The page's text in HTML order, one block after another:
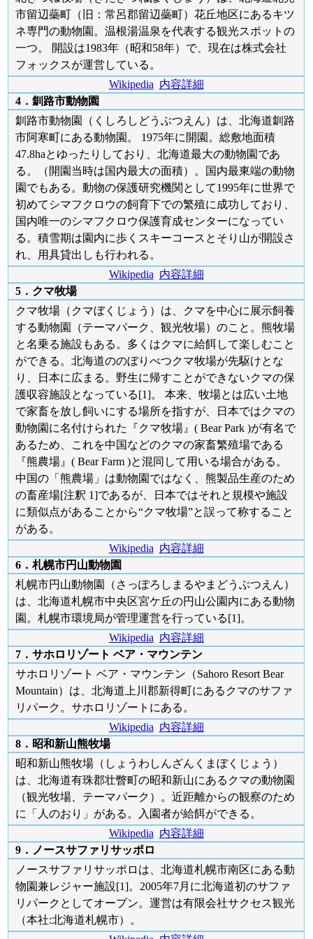
市留辺蘂町（旧：常呂郡留辺蘂町）花丘地区にあるキツ
ネ専門の動物園。温根湯温泉を代表する観光スポットの
一つ。 開設は1983年（昭和58年）で、現在は株式会社
フォックスが運営している。
Wikipedia 内容詳細
4．釧路市動物園
釧路市動物園（くしろしどうぶつえん）は、北海道釧路
市阿寒町にある動物園。 1975年に開園。総敷地面積
47.8haとゆったりしており、北海道最大の動物園であ
る。（開園当時は国内最大の面積）。国内最東端の動物
園でもある。動物の保護研究機関として1995年に世界で
初めてシマフクロウの飼育下での繁殖に成功しており、
国内唯一のシマフクロウ保護育成センターになってい
る。積雪期は園内に歩くスキーコースとそり山が開設さ
れ、用具貸出しも行われる。
Wikipedia 内容詳細
5．クマ牧場
クマ牧場（クマぼくじょう）は、クマを中心に展示飼養
する動物園（テーマパーク、観光牧場）のこと。熊牧場
と名乗る施設もある。多くはクマに給餌して楽しむこと
ができる。北海道ののぼりべつクマ牧場が先駆けとな
り、日本に広まる。野生に帰すことができないクマの保
護収容施設となっている[1]。 本来、牧場とは広い土地
で家畜を放し飼いにする場所を指すが、日本ではクマの
動物園に名付けられた『クマ牧場』( Bear Park )が有名で
あるため、これを中国などのクマの家畜繁殖場である
『熊農場』( Bear Farm )と混同して用いる場合がある。
中国の「熊農場」は動物園ではなく、熊製品生産のため
の畜産場[注釈 1]であるが、日本ではそれと規模や施設
に類似点があることから“クマ牧場”と誤って称すること
がある。
Wikipedia 内容詳細
6．札幌市円山動物園
札幌市円山動物園（さっぽろしまるやまどうぶつえん）
は、北海道札幌市中央区宮ケ丘の円山公園内にある動物
園。札幌市環境局が管理運営を行っている[1]。
Wikipedia 内容詳細
7．サホロリゾート ベア・マウンテン
サホロリゾート ベア・マウンテン（Sahoro Resort Bear
Mountain）は、北海道上川郡新得町にあるクマのサファ
リパーク。サホロリゾートにある。
Wikipedia 内容詳細
8．昭和新山熊牧場
昭和新山熊牧場（しょうわしんざんくまぼくじょう）
は、北海道有珠郡壮瞥町の昭和新山にあるクマの動物園
（観光牧場、テーマパーク）。近距離からの観察のため
に「人のおり」がある。入園者が給餌ができる。
Wikipedia 内容詳細
9．ノースサファリサッポロ
ノースサファリサッポロは、北海道札幌市南区にある動
物園兼レジャー施設[1]。2005年7月に北海道初のサファ
リパークとしてオープン。運営は有限会社サクセス観光
（本社:北海道札幌市）。